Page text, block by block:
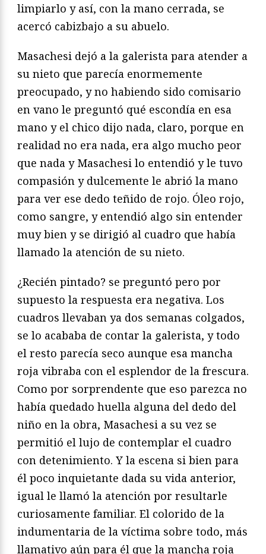
limpiarlo y así, con la mano cerrada, se
acercó cabizbajo a su abuelo.
Masachesi dejó a la galerista para atender a
su nieto que parecía enormemente
preocupado, y no habiendo sido comisario
en vano le preguntó qué escondía en esa
mano y el chico dijo nada, claro, porque en
realidad no era nada, era algo mucho peor
que nada y Masachesi lo entendió y le tuvo
compasión y dulcemente le abrió la mano
para ver ese dedo teñido de rojo. Óleo rojo,
como sangre, y entendió algo sin entender
muy bien y se dirigió al cuadro que había
llamado la atención de su nieto.
¿Recién pintado? se preguntó pero por
supuesto la respuesta era negativa. Los
cuadros llevaban ya dos semanas colgados,
se lo acababa de contar la galerista, y todo
el resto parecía seco aunque esa mancha
roja vibraba con el esplendor de la frescura.
Como por sorprendente que eso parezca no
había quedado huella alguna del dedo del
niño en la obra, Masachesi a su vez se
permitió el lujo de contemplar el cuadro
con detenimiento. Y la escena si bien para
él poco inquietante dada su vida anterior,
igual le llamó la atención por resultarle
curiosamente familiar. El colorido de la
indumentaria de la víctima sobre todo, más
llamativo aún para él que la mancha roja